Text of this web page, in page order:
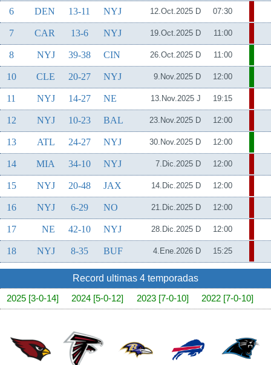
6 DEN 13-11 NYJ 12.Oct.2025 D 07:30
7 CAR 13-6 NYJ 19.Oct.2025 D 11:00
8 NYJ 39-38 CIN 26.Oct.2025 D 11:00
10 CLE 20-27 NYJ 9.Nov.2025 D 12:00
11 NYJ 14-27 NE 13.Nov.2025 J 19:15
12 NYJ 10-23 BAL 23.Nov.2025 D 12:00
13 ATL 24-27 NYJ 30.Nov.2025 D 12:00
14 MIA 34-10 NYJ 7.Dic.2025 D 12:00
15 NYJ 20-48 JAX 14.Dic.2025 D 12:00
16 NYJ 6-29 NO 21.Dic.2025 D 12:00
17 NE 42-10 NYJ 28.Dic.2025 D 12:00
18 NYJ 8-35 BUF 4.Ene.2026 D 15:25
Record ultimas 4 temporadas
2025 [3-0-14] 2024 [5-0-12] 2023 [7-0-10] 2022 [7-0-10]